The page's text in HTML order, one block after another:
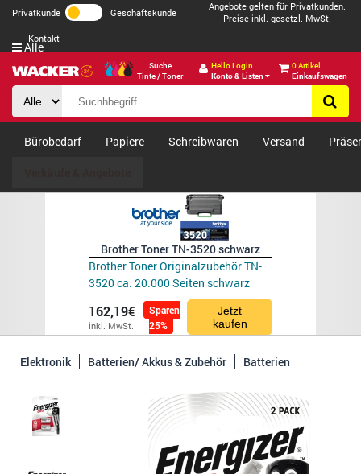
Privatkunde Geschäftskunde
Angebote gelten für Privatkunden.
Preise inkl. gesetzl. MwSt.
Kontakt
Suche
Tinte / Toner
Hello Login
Konto & Listen
0 Artikel
Einkaufswagen
Alle
Bürobedarf Papiere Schreibwaren Versand
Brother Toner TN-3520 schwarz
Brother Toner Originalzubehör TN-
3520 ca. 20.000 Seiten schwarz
162,19€
inkl. MwSt.
Sparen
25%
Jetzt
kaufen
Elektronik Batterien/ Akkus & Zubehör Batterien